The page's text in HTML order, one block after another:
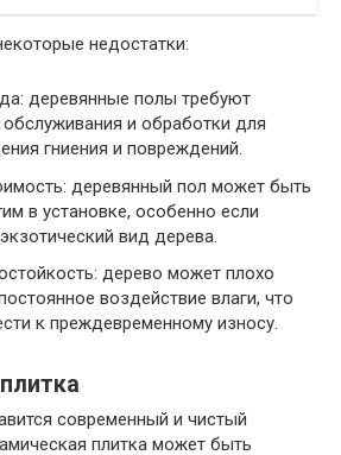
недостатки:
деревянные полы требуют
обслуживания и обработки для
гниения и повреждений.
деревянный пол может быть
в установке, особенно если
вид дерева.
дерево может плохо
воздействие влаги, что
к преждевременному износу.
современный и чистый
плитка может быть